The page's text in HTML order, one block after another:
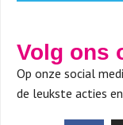
Volg ons
Op onze social
de leukste acties